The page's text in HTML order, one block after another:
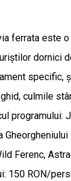
ferrata este
dornici
specific,
culmile
programului:
Ferenc,
150 RON/